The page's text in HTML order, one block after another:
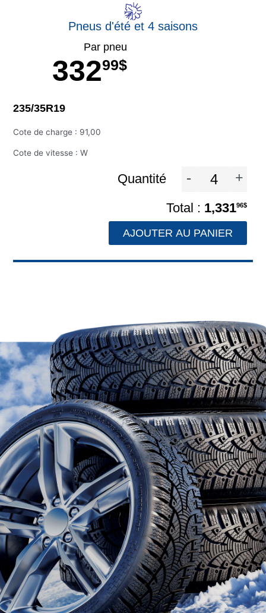
Pneus d'été et 4 saisons
Par pneu
33299$
235/35R19
Cote de charge : 91,00
Cote de vitesse : W
Quantité - +
1,33196$
AJOUTER AU PANIER